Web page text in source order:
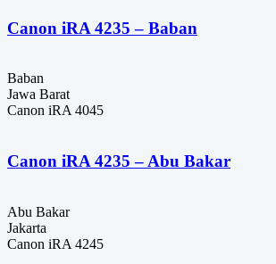
Canon iRA 4235 – Baban
Baban
Jawa Barat
Canon iRA 4045
Canon iRA 4235 – Abu Bakar
Abu Bakar
Jakarta
Canon iRA 4245